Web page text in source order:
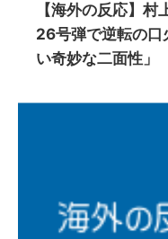
【海外の反応】
26号弾で逆転の口
い奇妙な二面性」